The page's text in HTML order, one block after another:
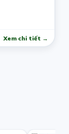
Xem chi tiết →